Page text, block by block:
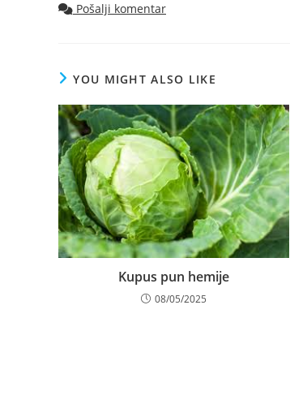
Pošalji komentar
YOU MIGHT ALSO LIKE
Kupus pun hemije
08/05/2025